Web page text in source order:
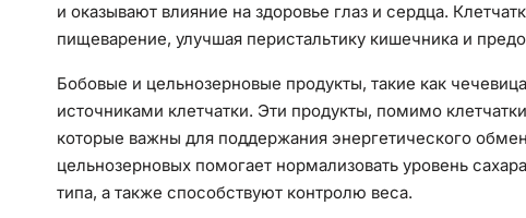
и оказывают влияние на здоровье глаз и сердца.
пищеварение, улучшая перистальтику кишечника и
Бобовые и цельнозерновые продукты, такие как
источниками клетчатки. Эти продукты, помимо
которые важны для поддержания энергетического
цельнозерновых помогает нормализовать уровень
типа, а также способствуют контролю веса.